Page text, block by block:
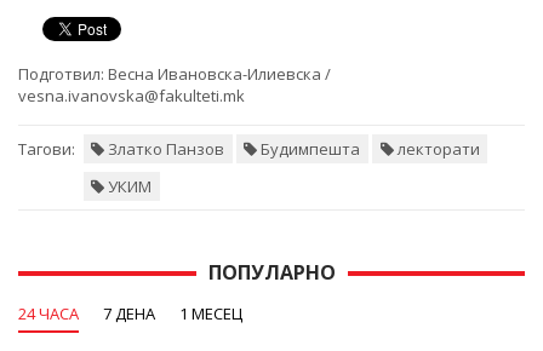
Подготвил: Весна Ивановска-Илиевска /
vesna.ivanovska@fakulteti.mk
Тагови: Златко Панзов Будимпешта
лекторати
УКИМ
ПОПУЛАРНО
24 ЧАСА 7 ДЕНА 1 МЕСЕЦ